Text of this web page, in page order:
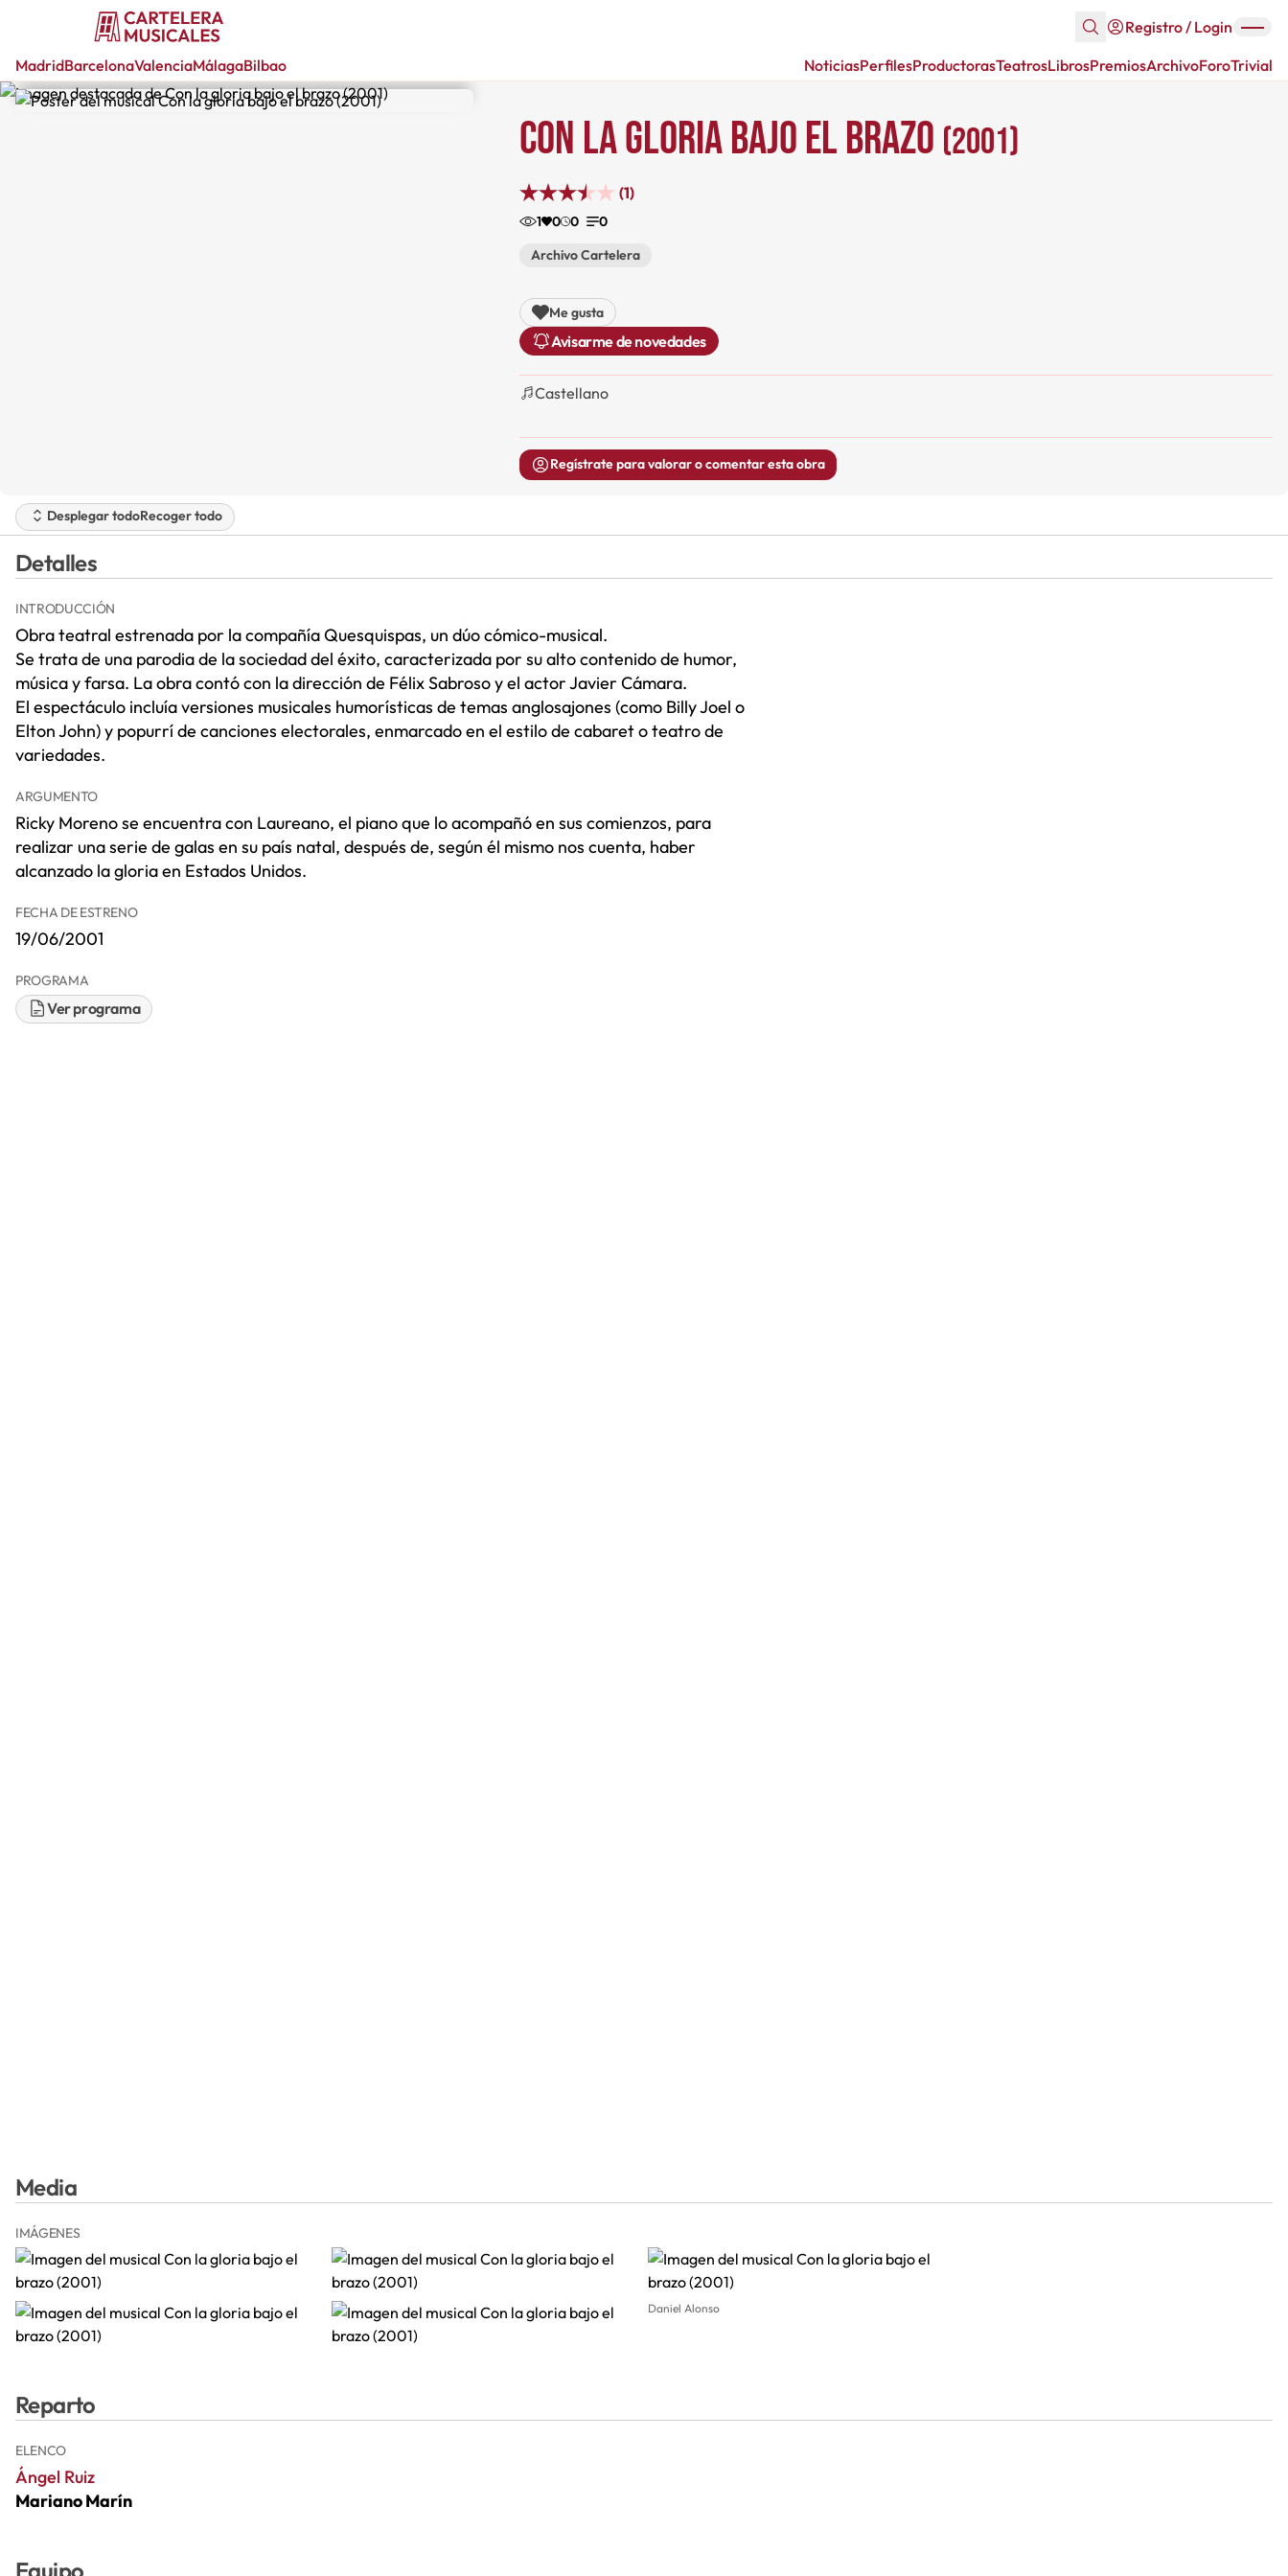
Registro / Login
MadridBarcelonaValenciaMálagaBilbao NoticiasPerfilesProductorasTeatrosLibrosPremiosArchivoForoTrivial
Con la gloria bajo el brazo (2001)
(1)
1 0 0
0
Archivo Cartelera
Me gusta
Avisarme de novedades
Castellano
Regístrate para valorar o comentar esta obra
Desplegar todoRecoger todo
Detalles
INTRODUCCIÓN
Obra teatral estrenada por la compañía Quesquispas, un dúo cómico-musical.
Se trata de una parodia de la sociedad del éxito, caracterizada por su alto contenido de humor,
música y farsa. La obra contó con la dirección de Félix Sabroso y el actor Javier Cámara.
El espectáculo incluía versiones musicales humorísticas de temas anglosajones (como Billy Joel o
Elton John) y popurrí de canciones electorales, enmarcado en el estilo de cabaret o teatro de
variedades.
ARGUMENTO
Ricky Moreno se encuentra con Laureano, el piano que lo acompañó en sus comienzos, para
realizar una serie de galas en su país natal, después de, según él mismo nos cuenta, haber
alcanzado la gloria en Estados Unidos.
FECHA DE ESTRENO
19/06/2001
PROGRAMA
Ver programa
Media
IMÁGENES
Daniel Alonso
Reparto
ELENCO
Ángel Ruiz
Mariano Marín